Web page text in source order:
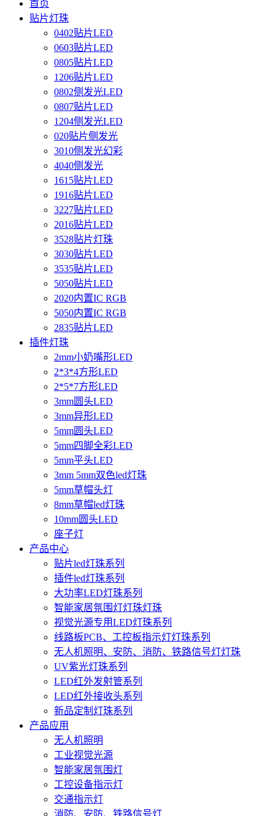
首页
贴片灯珠
0402贴片LED
0603贴片LED
0805贴片LED
1206贴片LED
0802侧发光LED
0807贴片LED
1204侧发光LED
020贴片侧发光
3010侧发光幻彩
4040侧发光
1615贴片LED
1916贴片LED
3227贴片LED
2016贴片LED
3528贴片灯珠
3030贴片LED
3535贴片LED
5050贴片LED
2020内置IC RGB
5050内置IC RGB
2835贴片LED
插件灯珠
2mm小奶嘴形LED
2*3*4方形LED
2*5*7方形LED
3mm圆头LED
3mm异形LED
5mm圆头LED
5mm四脚全彩LED
5mm平头LED
3mm 5mm双色led灯珠
5mm草帽头灯
8mm草帽led灯珠
10mm圆头LED
座子灯
产品中心
贴片led灯珠系列
插件led灯珠系列
大功率LED灯珠系列
智能家居氛围灯灯珠灯珠
视觉光源专用LED灯珠系列
线路板PCB、工控板指示灯灯珠系列
无人机照明、安防、消防、铁路信号灯灯珠
UV紫光灯珠系列
LED红外发射管系列
LED红外接收头系列
新品定制灯珠系列
产品应用
无人机照明
工业视觉光源
智能家居氛围灯
工控设备指示灯
交通指示灯
消防、安防、铁路信号灯